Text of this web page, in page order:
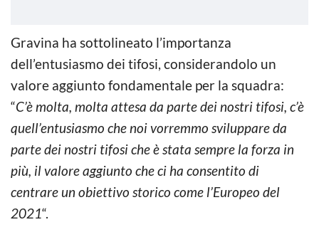
Gravina ha sottolineato l’importanza
dell’entusiasmo dei tifosi, considerandolo un
valore aggiunto fondamentale per la squadra:
“C’è molta, molta attesa da parte dei nostri tifosi, c’è
quell’entusiasmo che noi vorremmo sviluppare da
parte dei nostri tifosi che è stata sempre la forza in
più, il valore aggiunto che ci ha consentito di
centrare un obiettivo storico come l’Europeo del
2021“.